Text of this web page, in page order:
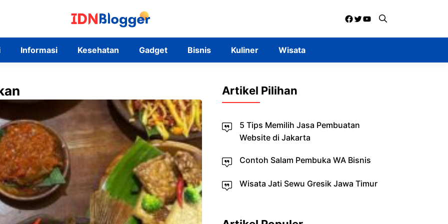
Facebook
Twitter
YouTube
Informasi Kesehatan Gadget Bisnis Kuliner Wisata
Artikel Pilihan
5 Tips Memilih Jasa Pembuatan
Website di Jakarta
Contoh Salam Pembuka WA Bisnis
Wisata Jati Sewu Gresik Jawa Timur